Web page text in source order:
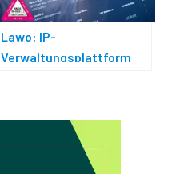
Lawo: IP-
Verwaltungsplattform